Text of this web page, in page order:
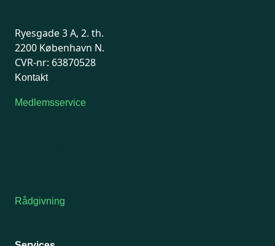
Ryesgade 3 A, 2. th.
2200 København N.
CVR-nr: 63870528
Kontakt
Medlemsservice
Rådgivning